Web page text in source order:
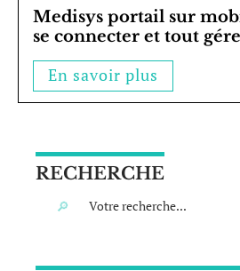
Medisys portail sur
se connecter et tout
En savoir plus
RECHERCHE